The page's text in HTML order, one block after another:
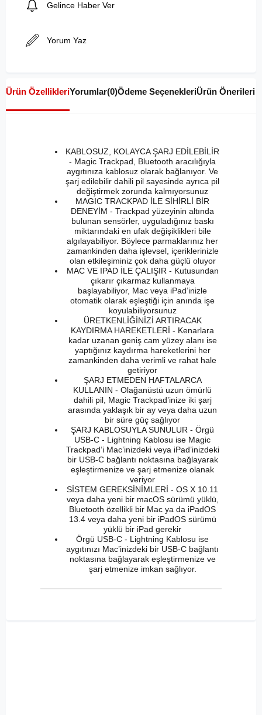
Gelince Haber Ver
Yorum Yaz
Ürün ÖzellikleriYorumlar(0)Ödeme SeçenekleriÜrün Önerileri
KABLOSUZ, KOLAYCA ŞARJ EDİLEBİLİR
- Magic Trackpad, Bluetooth aracılığıyla
aygıtınıza kablosuz olarak bağlanıyor. Ve
şarj edilebilir dahili pil sayesinde ayrıca pil
değiştirmek zorunda kalmıyorsunuz
MAGIC TRACKPAD İLE SİHİRLİ BİR
DENEYİM - Trackpad yüzeyinin altında
bulunan sensörler, uyguladığınız baskı
miktarındaki en ufak değişiklikleri bile
algılayabiliyor. Böylece parmaklarınız her
zamankinden daha işlevsel, içeriklerinizle
olan etkileşiminiz çok daha güçlü oluyor
MAC VE IPAD İLE ÇALIŞIR - Kutusundan
çıkarır çıkarmaz kullanmaya
başlayabiliyor, Mac veya iPad’inizle
otomatik olarak eşleştiği için anında işe
koyulabiliyorsunuz
ÜRETKENLİĞİNİZİ ARTIRACAK
KAYDIRMA HAREKETLERİ - Kenarlara
kadar uzanan geniş cam yüzey alanı ise
yaptığınız kaydırma hareketlerini her
zamankinden daha verimli ve rahat hale
getiriyor
ŞARJ ETMEDEN HAFTALARCA
KULLANIN - Olağanüstü uzun ömürlü
dahili pil, Magic Trackpad’inize iki şarj
arasında yaklaşık bir ay veya daha uzun
bir süre güç sağlıyor
ŞARJ KABLOSUYLA SUNULUR - Örgü
USB-C - Lightning Kablosu ise Magic
Trackpad’i Mac’inizdeki veya iPad’inizdeki
bir USB-C bağlantı noktasına bağlayarak
eşleştirmenize ve şarj etmenize olanak
veriyor
SİSTEM GEREKSİNİMLERİ - OS X 10.11
veya daha yeni bir macOS sürümü yüklü,
Bluetooth özellikli bir Mac ya da iPadOS
13.4 veya daha yeni bir iPadOS sürümü
yüklü bir iPad gerekir
Örgü USB-C - Lightning Kablosu ise
aygıtınızı Mac’inizdeki bir USB-C bağlantı
noktasına bağlayarak eşleştirmenize ve
şarj etmenize imkan sağlıyor.